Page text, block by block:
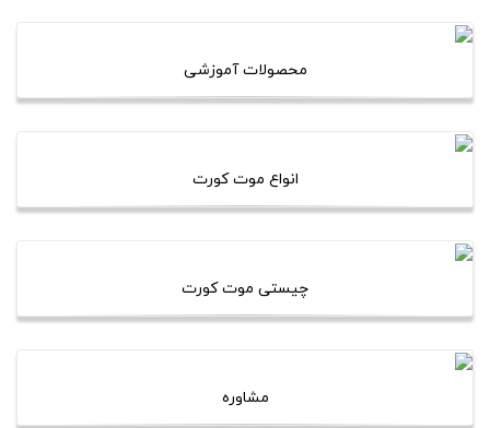
محصولات آموزشی
انواع موت کورت
چیستی موت کورت
مشاوره